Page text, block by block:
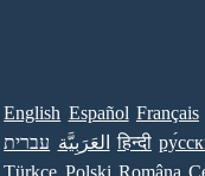
English Español Français
עברית العَرَبِيَّة हिन्दी
Türkçe Polski Româna